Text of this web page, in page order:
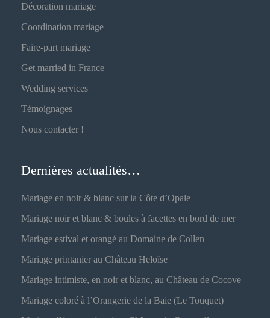
Décoration mariage
Coordination mariage
Faire-part mariage
Get married in France
Wedding services
Témoignages
Nous contacter !
Dernières actualités…
Mariage en noir & blanc sur la Côte d’Opale
Mariage noir et blanc & boules à facettes en bord de mer
Mariage estival et orangé au Domaine de Collen
Mariage printanier au Château Heloïse
Mariage intimiste, en noir et blanc, au Château de Cocove
Mariage coloré à l’Orangerie de la Baie (Le Touquet)